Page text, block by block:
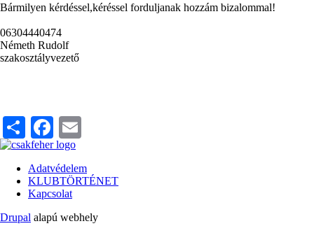
Bármilyen kérdéssel,kéréssel forduljanak hozzám bizalommal!
06304440474
Németh Rudolf
szakosztályvezető
ShareFacebook
Lábléc
Adatvédelem
KLUBTÖRTÉNET
Kapcsolat
Drupal alapú webhely